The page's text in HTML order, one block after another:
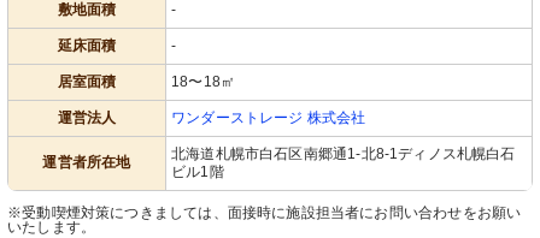
敷地面積 -
延床面積 -
居室面積 18〜18㎡
運営法人 ワンダーストレージ 株式会社
運営者所在地
北海道札幌市白石区南郷通1-北8-1ディノス札幌白石
ビル1階
※受動喫煙対策につきましては、面接時に施設担当者にお問い合わせをお願い
いたします。